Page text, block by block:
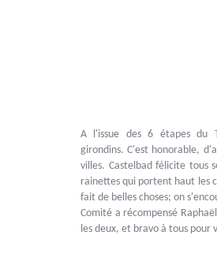
A l'issue des 6 étapes du
girondins. C'est honorable,
villes. Castelbad félicite tous
rainettes qui portent haut les
fait de belles choses; on
Comité a récompensé
les deux, et bravo à tous